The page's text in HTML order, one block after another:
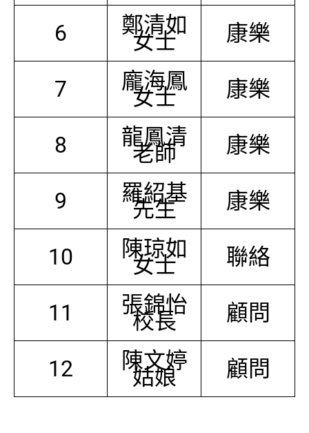
6 鄭清如
女士 康樂
7 龐海鳳
女士 康樂
8 龍鳳清
老師 康樂
9 羅紹基
先生 康樂
10 陳琼如
女士 聯絡
11 張錦怡
校長 顧問
12 陳文婷
姑娘 顧問